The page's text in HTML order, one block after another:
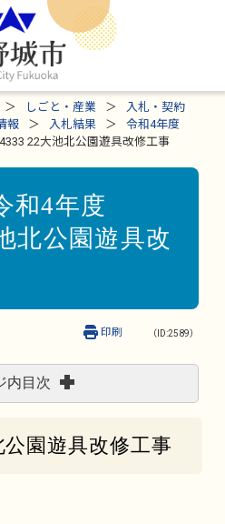
しごと・産業
入札・契約
報
入札結果
令和4年度
22大池北公園遊具改修工事
和4年度
北公園遊具改
（ID:2589）
印刷
内目次
公園遊具改修工事